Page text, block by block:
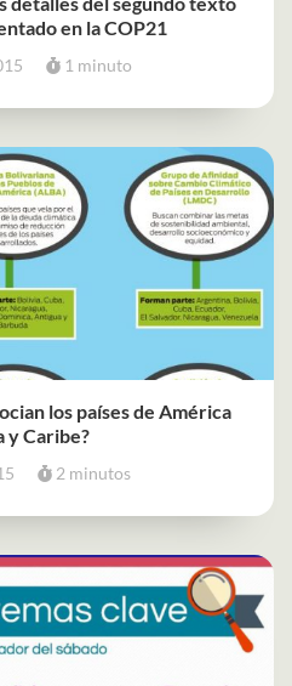
en la COP21
1 minuto
los países de América
y Caribe?
2 minutos